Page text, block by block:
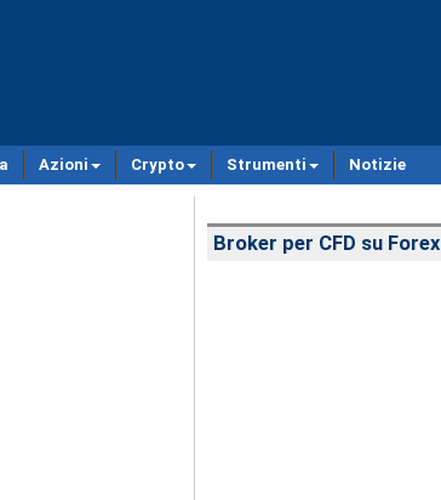
Azioni Crypto Strumenti Notizie
Broker per CFD su Forex